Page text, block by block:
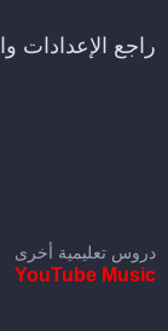
راجع الإعدادات
دروس تعليمية أخرى
YouTube Music